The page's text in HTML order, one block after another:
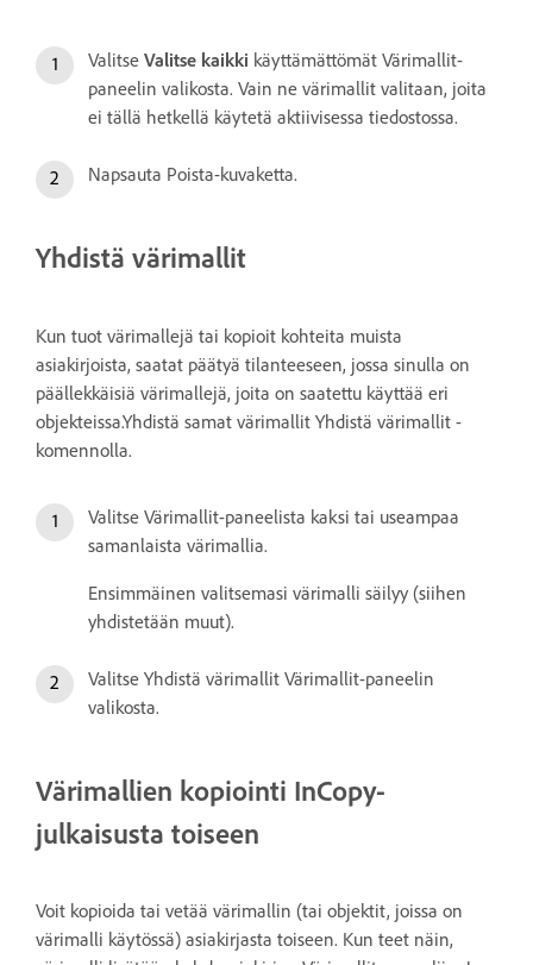
Valitse Valitse kaikki käyttämättömät Värimallit-
paneelin valikosta. Vain ne värimallit valitaan, joita
ei tällä hetkellä käytetä aktiivisessa tiedostossa.
Napsauta Poista-kuvaketta.
Yhdistä värimallit
Kun tuot värimallejä tai kopioit kohteita muista
asiakirjoista, saatat päätyä tilanteeseen, jossa sinulla on
päällekkäisiä värimallejä, joita on saatettu käyttää eri
objekteissa.Yhdistä samat värimallit Yhdistä värimallit -
komennolla.
Valitse Värimallit-paneelista kaksi tai useampaa
samanlaista värimallia.
Ensimmäinen valitsemasi värimalli säilyy (siihen
yhdistetään muut).
Valitse Yhdistä värimallit Värimallit-paneelin
valikosta.
Värimallien kopiointi InCopy-
julkaisusta toiseen
Voit kopioida tai vetää värimallin (tai objektit, joissa on
värimalli käytössä) asiakirjasta toiseen. Kun teet näin,